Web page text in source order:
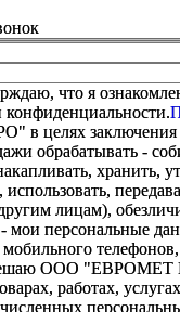
что я
целях заключения
обрабатывать -
хранить,
использовать,
лицам),
- мои персональные
ООО "ЕВРОМЕТ
работах,